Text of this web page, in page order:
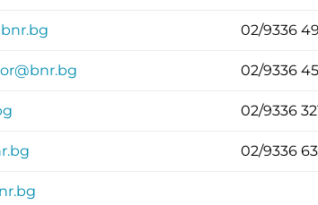
02/9336
02/9336
02/9336
02/9336